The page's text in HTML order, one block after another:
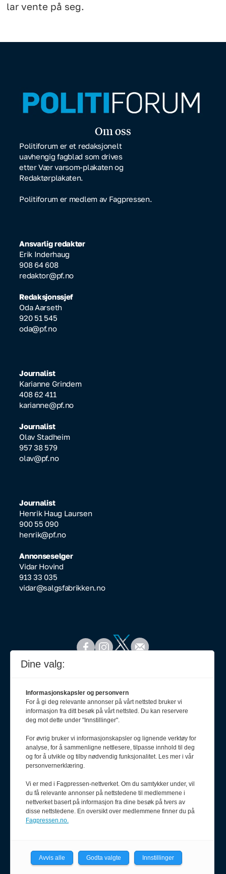
lar vente på seg.
Om oss
Politiforum er et redaksjonelt
uavhengig fagblad som drives
etter Vær varsom-plakaten og
Redaktørplakaten.
Politiforum er medlem av Fagpressen.
Ansvarlig redaktør
Erik Inderhaug
908 64 608
redaktor@pf.no
Redaksjonssjef
Oda Aarseth
920 51 545
oda@pf.no
Journalist
Karianne Grindem
408 62 411
karianne@pf.no
Journalist
Olav Stadheim
957 38 579
olav@pf.no
Journalist
Henrik Haug Laursen
900 55 090
henrik@pf.no
Annonseselger
Vidar Hovind
913 33 035
vidar@salgsfabrikken.no
Meld deg på nyhetsbrev
Dine valg:
Informasjonskapsler og personvern
For å gi deg relevante annonser på vårt nettsted bruker vi
informasjon fra ditt besøk på vårt nettsted. Du kan reservere
deg mot dette under "Innstillinger".
For øvrig bruker vi informasjonskapsler og lignende verktøy for
analyse, for å sammenligne nettlesere, tilpasse innhold til deg
og for å utvikle og tilby nødvendig funksjonalitet. Les mer i vår
personvernerklæring.
Vi er med i Fagpressen-nettverket. Om du samtykker under, vil
du få relevante annonser på nettstedene til medlemmene i
nettverket basert på informasjon fra dine besøk på tvers av
disse nettstedene. En oversikt over medlemmene finner du på
Fagpressen.no.
Avvis alle Godta valgte Innstillinger